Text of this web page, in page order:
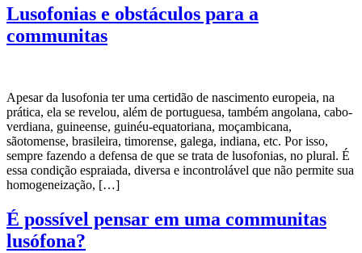
Lusofonias e obstáculos para a
communitas
Apesar da lusofonia ter uma certidão de nascimento europeia, na
prática, ela se revelou, além de portuguesa, também angolana, cabo-
verdiana, guineense, guinéu-equatoriana, moçambicana,
sãotomense, brasileira, timorense, galega, indiana, etc. Por isso,
sempre fazendo a defensa de que se trata de lusofonias, no plural. É
essa condição espraiada, diversa e incontrolável que não permite sua
homogeneização, […]
É possível pensar em uma communitas
lusófona?